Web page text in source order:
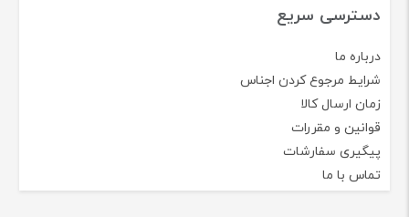
دسترسی سریع
درباره ما
شرایط مرجوع کردن اجناس
زمان ارسال کالا
قوانین و مقررات
پیگیری سفارشات
تماس با ما